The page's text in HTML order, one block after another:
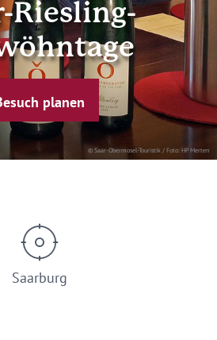
© Saar-Obermosel-Touristik / Foto: HP Merten
Riesling-
planen
Saarburg